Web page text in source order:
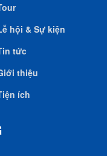
hội & Sự kiện
tức
thiệu
ích